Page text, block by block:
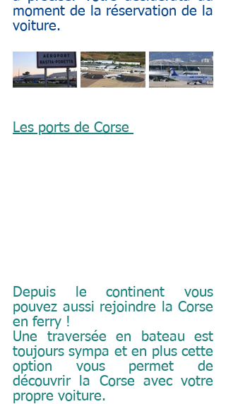
moment de la réservation de la
voiture.
Les ports de Corse
Depuis le continent vous
pouvez aussi rejoindre la Corse
en ferry !
Une traversée en bateau est
toujours sympa et en plus cette
option vous permet de
découvrir la Corse avec votre
propre voiture.